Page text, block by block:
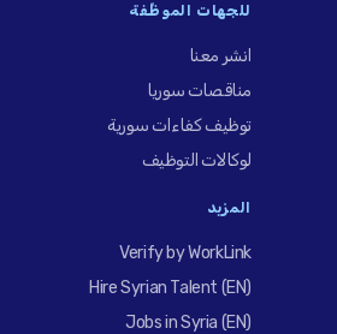
للجهات الموظِّفة
انشر معنا
مناقصات سوريا
توظيف كفاءات سورية
لوكالات التوظيف
المزيد
Verify by WorkLink
Hire Syrian Talent (EN)
Jobs in Syria (EN)